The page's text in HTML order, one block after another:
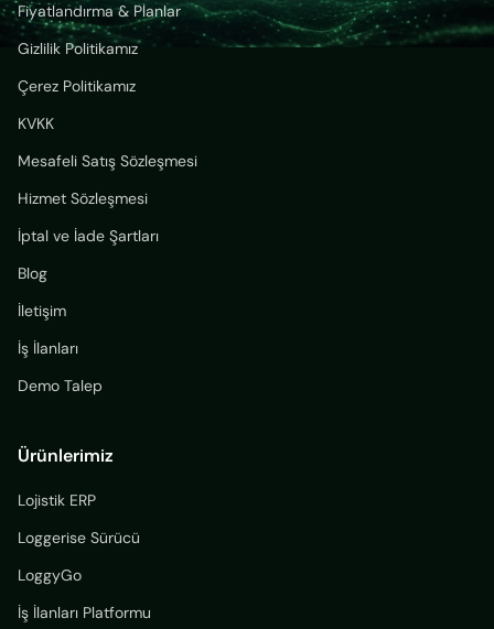
Fiyatlandırma & Planlar
Gizlilik Politikamız
Çerez Politikamız
KVKK
Mesafeli Satış Sözleşmesi
Hizmet Sözleşmesi
İptal ve İade Şartları
Blog
İletişim
İş İlanları
Demo Talep
Ürünlerimiz
Lojistik ERP
Loggerise Sürücü
LoggyGo
İş İlanları Platformu